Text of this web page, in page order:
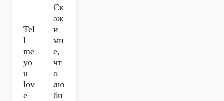
Tel
l
me
yo
u
lov
e
Ск
аж
и
мн
е,
чт
о
лю
би